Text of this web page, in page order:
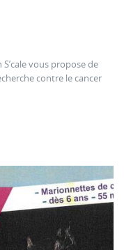
vous propose de
contre le cancer